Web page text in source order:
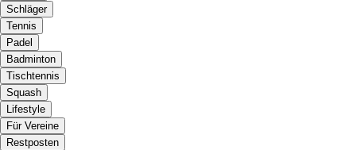
Schläger
Tennis
Padel
Badminton
Tischtennis
Squash
Lifestyle
Für Vereine
Restposten